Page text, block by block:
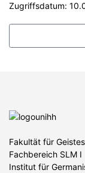
Zugriffsdatum:
Fakultät für
Fachbereich SLM I
Institut für